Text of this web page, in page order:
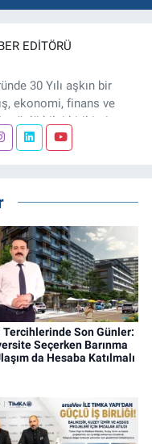
EDITÖRÜ
30 Yılı aşkın bir
ekonomi, finans ve
güçlü bilgi birikimine
deneyimli bir
analiz ve özel
yetkinim.
Tercihlerinde Son Günler:
Seçerken Barınma
da Hesaba Katılmalı